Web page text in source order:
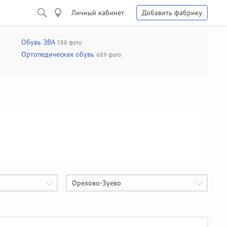
Личный кабинет Добавить фабрику
Обувь ЭВА 788 фото
Ортопедическая обувь 689 фото
Орехово-Зуево